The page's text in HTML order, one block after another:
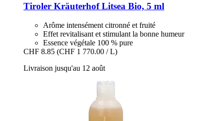
Tiroler KräuterhofLitsea Bio, 5 ml
Arôme intensément citronné et fruité
Effet revitalisant et stimulant la bonne humeur
Essence végétale 100 % pure
CHF 8.85 (CHF 1 770.00 / L)
Livraison jusqu'au 12 août